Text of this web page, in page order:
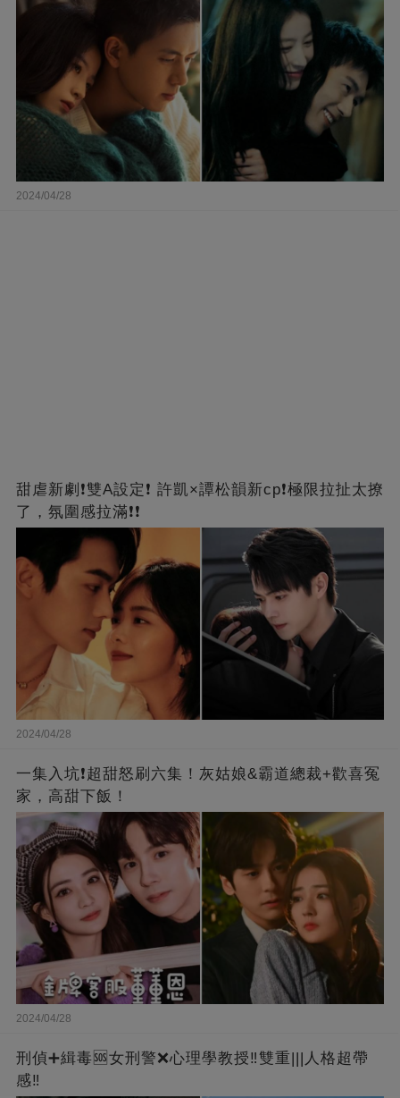
2024/04/28
甜虐新劇❗雙A設定❗ 許凱×譚松韻新cp❗️極限拉扯太撩
了，氛圍感拉滿❗❗
2024/04/28
一集入坑❗超甜怒刷六集！灰姑娘&霸道總裁+歡喜冤
家，高甜下飯！
2024/04/28
刑偵➕緝毒🆘女刑警❌心理學教授‼️雙重|||人格超帶
感‼️